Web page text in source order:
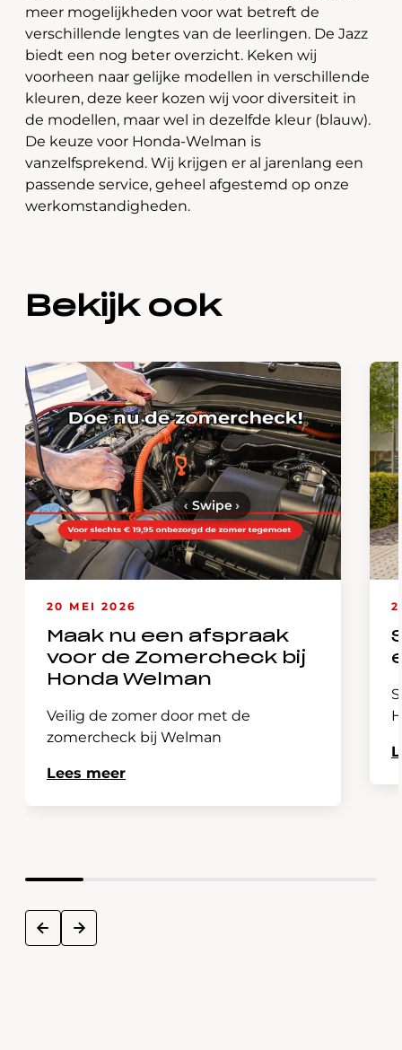
meer mogelijkheden voor wat betreft de
verschillende lengtes van de leerlingen. De Jazz
biedt een nog beter overzicht. Keken wij
voorheen naar gelijke modellen in verschillende
kleuren, deze keer kozen wij voor diversiteit in
de modellen, maar wel in dezelfde kleur (blauw).
De keuze voor Honda-Welman is
vanzelfsprekend. Wij krijgen er al jarenlang een
passende service, geheel afgestemd op onze
werkomstandigheden.
Bekijk ook
20 MEI 2026
Maak nu een afspraak
voor de Zomercheck bij
Honda Welman
Veilig de zomer door met de
zomercheck bij Welman
Lees meer
prev next
‹ Swipe›